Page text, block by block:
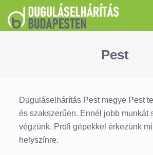
Pest
Duguláselhárítás Pest megye Pest
és szakszerűen. Ennél jobb munkát
végzünk. Profi gépekkel érkezünk
helyszínre.